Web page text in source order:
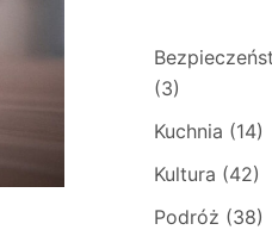
(3)
Kuchnia (14)
Kultura (42)
Podróż (38)